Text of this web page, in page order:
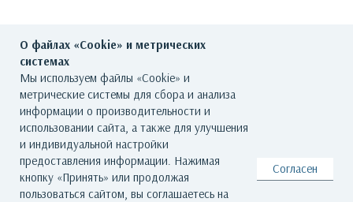
ГЛАВНАЯ О ГАЛЕРЕЕ ХУДОЖНИКИ
КАТАЛОГ РАБОТ СОБЫТИЯ КОНТАКТЫ
© Все права защищены. Арт Баро - галерея современного искусства
О файлах «Cookie» и метрических
системах
Мы используем файлы «Cookie» и
метрические системы для сбора и анализа
информации о производительности и
использовании сайта, а также для улучшения
и индивидуальной настройки
предоставления информации. Нажимая
кнопку «Принять» или продолжая
пользоваться сайтом, вы соглашаетесь на
Согласен